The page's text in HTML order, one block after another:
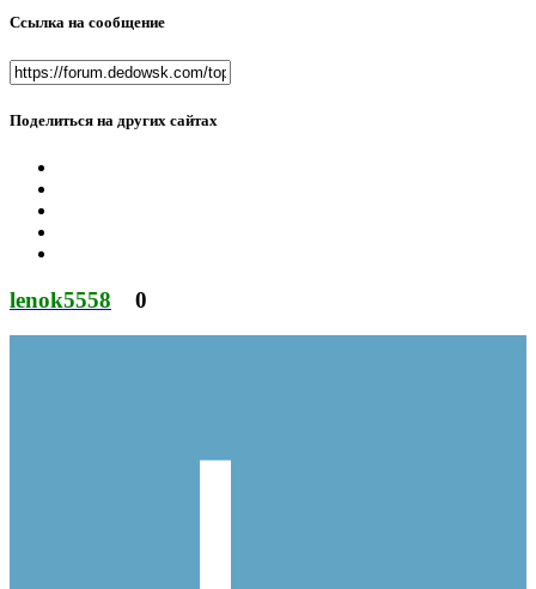
Ссылка на сообщение
Поделиться на других сайтах
lenok5558 0